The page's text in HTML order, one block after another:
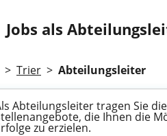
Jobs als
> Trier > Abteilungsleiter
Abteilungsleiter tragen Sie
die Ihnen die
zu erzielen.